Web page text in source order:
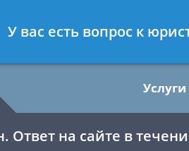
делам
Ответ на сайте в
У вас есть вопрос к